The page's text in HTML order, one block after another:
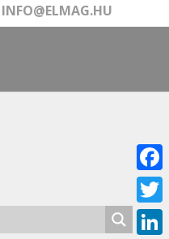
INFO@ELMAG.HU